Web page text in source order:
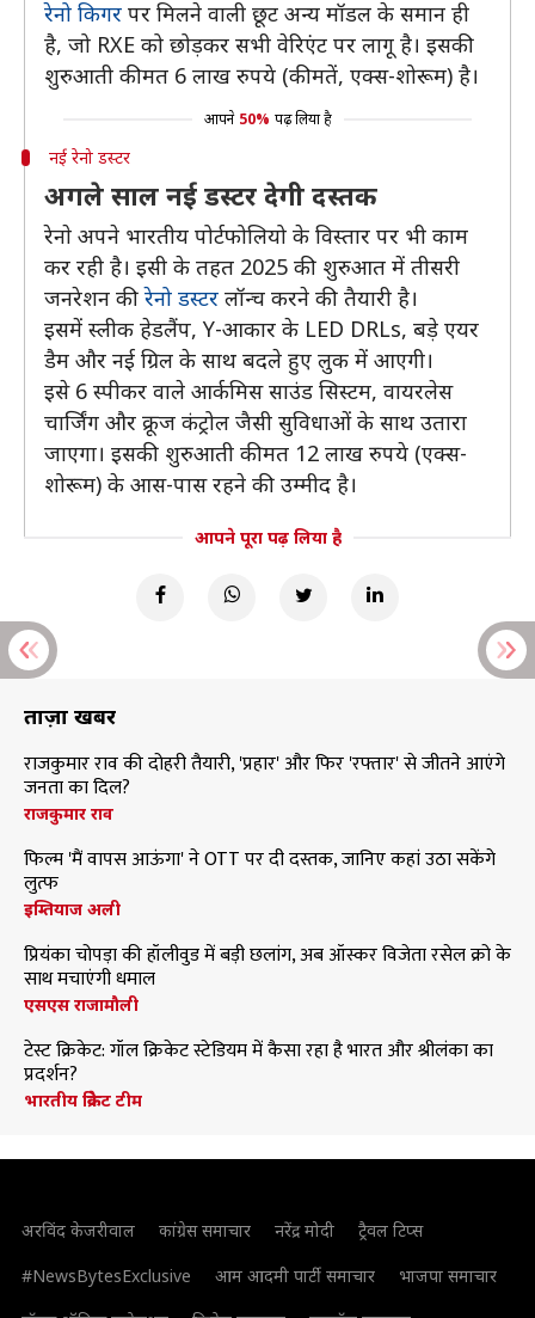
रेनो किगर पर मिलने वाली छूट अन्य मॉडल के समान ही
है, जो RXE को छोड़कर सभी वेरिएंट पर लागू है। इसकी
शुरुआती कीमत 6 लाख रुपये (कीमतें, एक्स-शोरूम) है।
आपने 50% पढ़ लिया है
नई रेनो डस्टर
अगले साल नई डस्टर देगी दस्तक
रेनाे अपने भारतीय पोर्टफोलियो के विस्तार पर भी काम
कर रही है। इसी के तहत 2025 की शुरुआत में तीसरी
जनरेशन कीरेनो डस्टर लॉन्च करने की तैयारी है।
इसमें स्लीक हेडलैंप, Y-आकार के LED DRLs, बड़े एयर
डैम और नई ग्रिल के साथ बदले हुए लुक में आएगी।
इसे 6 स्पीकर वाले आर्कमिस साउंड सिस्टम, वायरलेस
चार्जिंग और क्रूज कंट्रोल जैसी सुविधाओं के साथ उतारा
जाएगा। इसकी शुरुआती कीमत 12 लाख रुपये (एक्स-
शोरूम) के आस-पास रहने की उम्मीद है।
आपने पूरा पढ़ लिया है
ताज़ा खबरें
राजकुमार राव की दोहरी तैयारी, 'प्रहार' और फिर 'रफ्तार' से जीतने आएंगे
जनता का दिल?
राजकुमार राव
फिल्म 'मैं वापस आऊंगा' ने OTT पर दी दस्तक, जानिए कहां उठा सकेंगे
लुत्फ
इम्तियाज अली
प्रियंका चोपड़ा की हॉलीवुड में बड़ी छलांग, अब ऑस्कर विजेता रसेल क्रो के
साथ मचाएंगी धमाल
एसएस राजामौली
टेस्ट क्रिकेट: गॉल क्रिकेट स्टेडियम में कैसा रहा है भारत और श्रीलंका का
प्रदर्शन?
भारतीय क्रिकेट टीम
अरविंद केजरीवाल कांग्रेस समाचार नरेंद्र मोदी
ट्रैवल टिप्स
#NewsBytesExclusive
आम आदमी पार्टी समाचार
भाजपा समाचार